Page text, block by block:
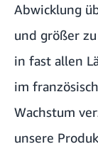
Abwicklung
und größer
in fast allen
im
Wachstum
unsere